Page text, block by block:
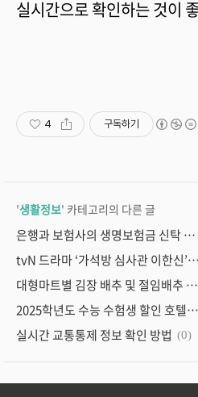
실시간으로 확인하는 것이
4 구독하기
'생활정보' 카테고리의 다른 글
은행과 보험사의 생명보험금 신탁 상품 비교, 수수료 및 관리비용 비교 및 생명보험금 신탁의 장단점 분석
tvN 드라마 ‘가석방 심사관 이한신’ 다시보기, 넷플릭스, 방송 일정 및 재방송
대형마트별 김장 배추 및 절임배추 사전 예약과 할인 행사, 가격정보
2025학년도 수능 수험생 할인 호텔, 놀이공원, 영화, 통신사, 공연 혜택
실시간 교통통제 정보 확인 방법 (0)